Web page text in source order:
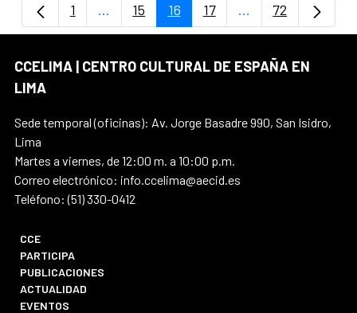
Página
1 ...Páginas intermedias Use TAB para
Página
15 Página
16 Página
17 ...PáginasPágina
72
CCELIMA | CENTRO CULTURAL DE ESPAÑA EN
LIMA
Sede temporal (oficinas): Av. Jorge Basadre 990, San Isidro,
Lima
Martes a viernes, de 12:00 m. a 10:00 p.m.
Correo electrónico: info.ccelima@aecid.es
Teléfono: (51) 330-0412
CCE
PARTICIPA
PUBLICACIONES
ACTUALIDAD
EVENTOS